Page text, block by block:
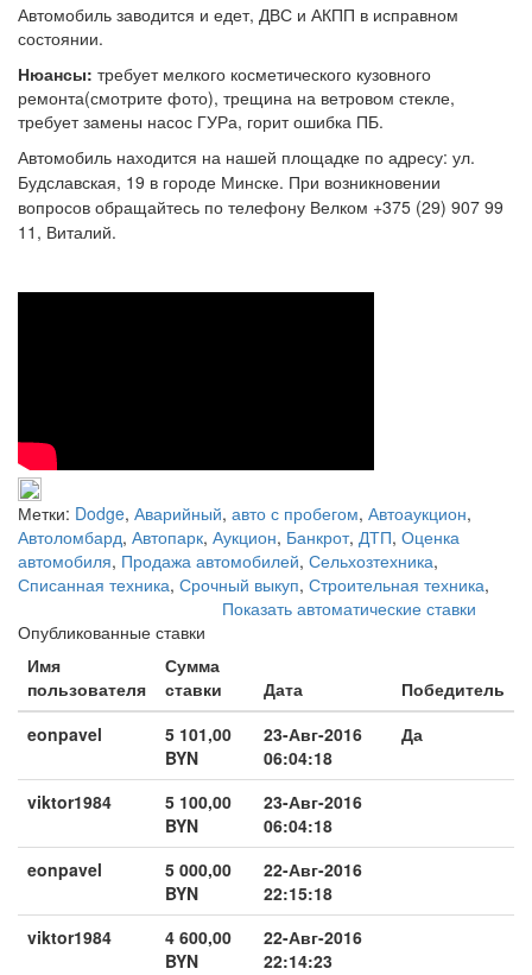
Автомобиль заводится и едет, ДВС и АКПП в исправном
состоянии.
Нюансы: требует мелкого косметического кузовного
ремонта(смотрите фото), трещина на ветровом стекле,
требует замены насос ГУРа, горит ошибка ПБ.
Автомобиль находится на нашей площадке по адресу: ул.
Будславская, 19 в городе Минске. При возникновении
вопросов обращайтесь по телефону Велком +375 (29) 907 99
11, Виталий.
Метки: Dodge, Аварийный, авто с пробегом, Автоаукцион,
Автоломбард, Автопарк, Аукцион, Банкрот, ДТП, Оценка
автомобиля, Продажа автомобилей, Сельхозтехника,
Списанная техника, Срочный выкуп, Строительная техника,
Показать автоматические ставки
Опубликованные ставки
Имя
пользователя
Сумма
ставки
Дата
Победитель
eonpavel
5 101,00
BYN
23-Авг-2016
06:04:18
Да
viktor1984
5 100,00
BYN
23-Авг-2016
06:04:18
eonpavel
5 000,00
BYN
22-Авг-2016
22:15:18
viktor1984
4 600,00
BYN
22-Авг-2016
22:14:23